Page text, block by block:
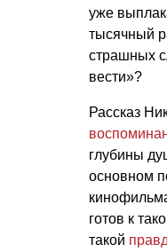
уже
тысячный
страшных
вести»?
Рассказ
глубины
основном
готов к
такой